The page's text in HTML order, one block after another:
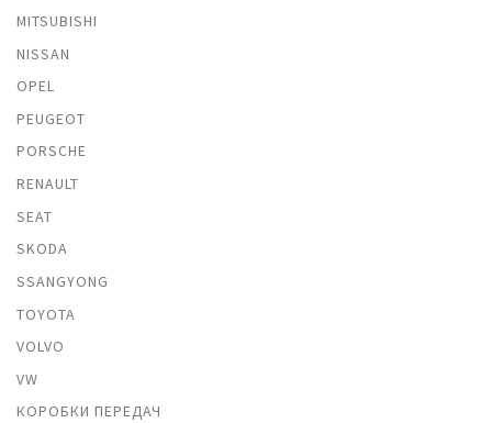
MITSUBISHI
NISSAN
OPEL
PEUGEOT
PORSCHE
RENAULT
SEAT
SKODA
SSANGYONG
TOYOTA
VOLVO
VW
КОРОБКИ ПЕРЕДАЧ